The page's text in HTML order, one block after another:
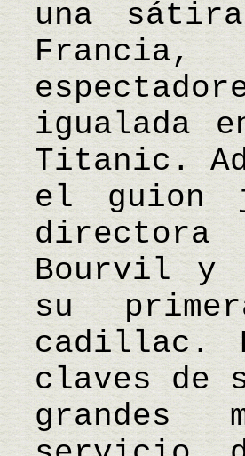
una
igualada
Titanic.
el guion
directora
Bourvil y
su
cadillac.
claves de
grandes